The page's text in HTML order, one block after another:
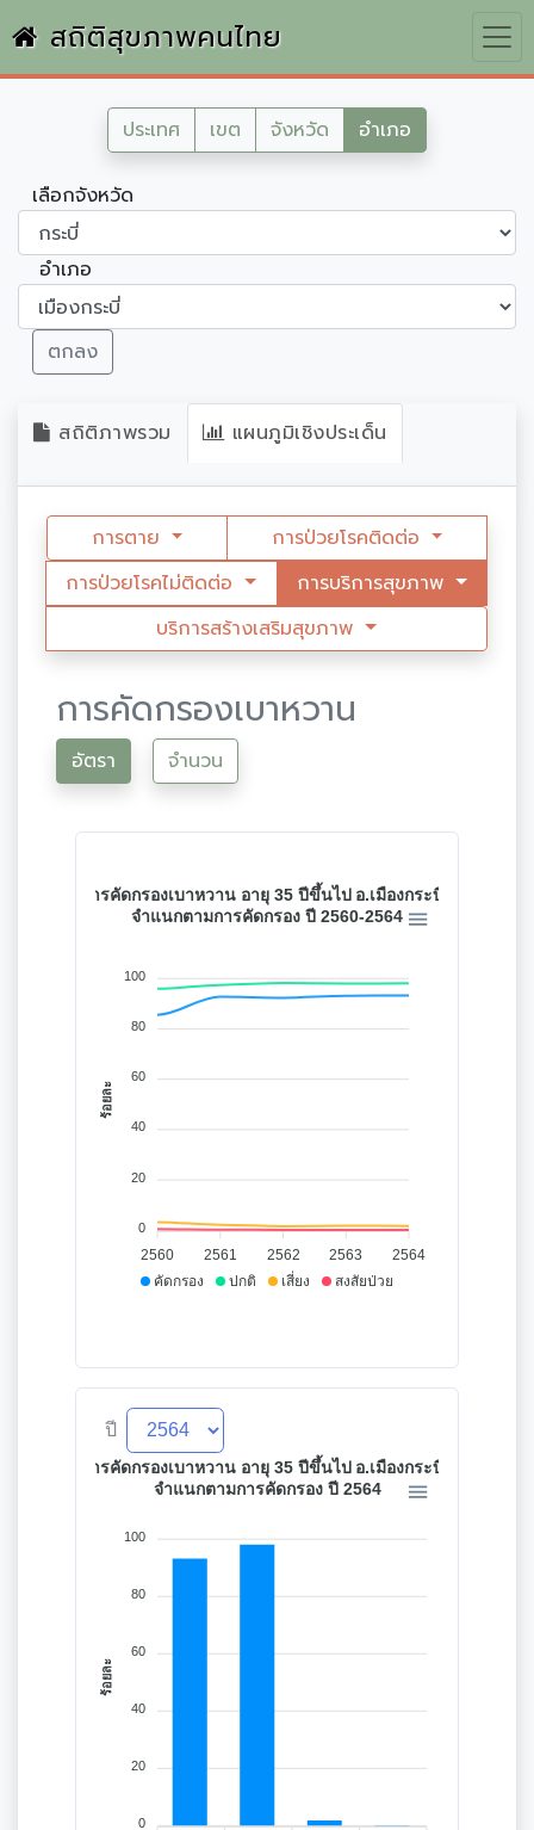
สถิติสุขภาพคนไทย
ประเทศ เขต จังหวัด อำเภอ
เลือกจังหวัด
อำเภอ
ตกลง
สถิติภาพรวม แผนภูมิเชิงประเด็น
การตาย
การป่วยโรคติดต่อ
การป่วยโรคไม่ติดต่อ
การบริการสุขภาพ
บริการสร้างเสริมสุขภาพ
การคัดกรองเบาหวาน
อัตรา จำนวน